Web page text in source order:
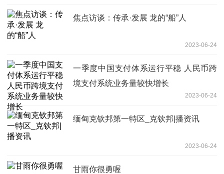
焦点访谈：传承·发展 龙的“船”人
2023-06-24
一季度中国支付体系运行平稳 人民币跨
境支付系统业务量较快增长
2023-06-24
缅甸克钦邦第一特区_克钦邦|播资讯
2023-06-24
甘雨你很勇喔